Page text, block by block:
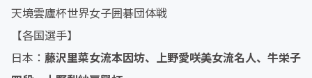
天境雲廬杯世界女子囲碁団体戦
【各国選手】
日本： 藤沢里菜女流本因坊、上野愛咲美女流名人、牛栄子